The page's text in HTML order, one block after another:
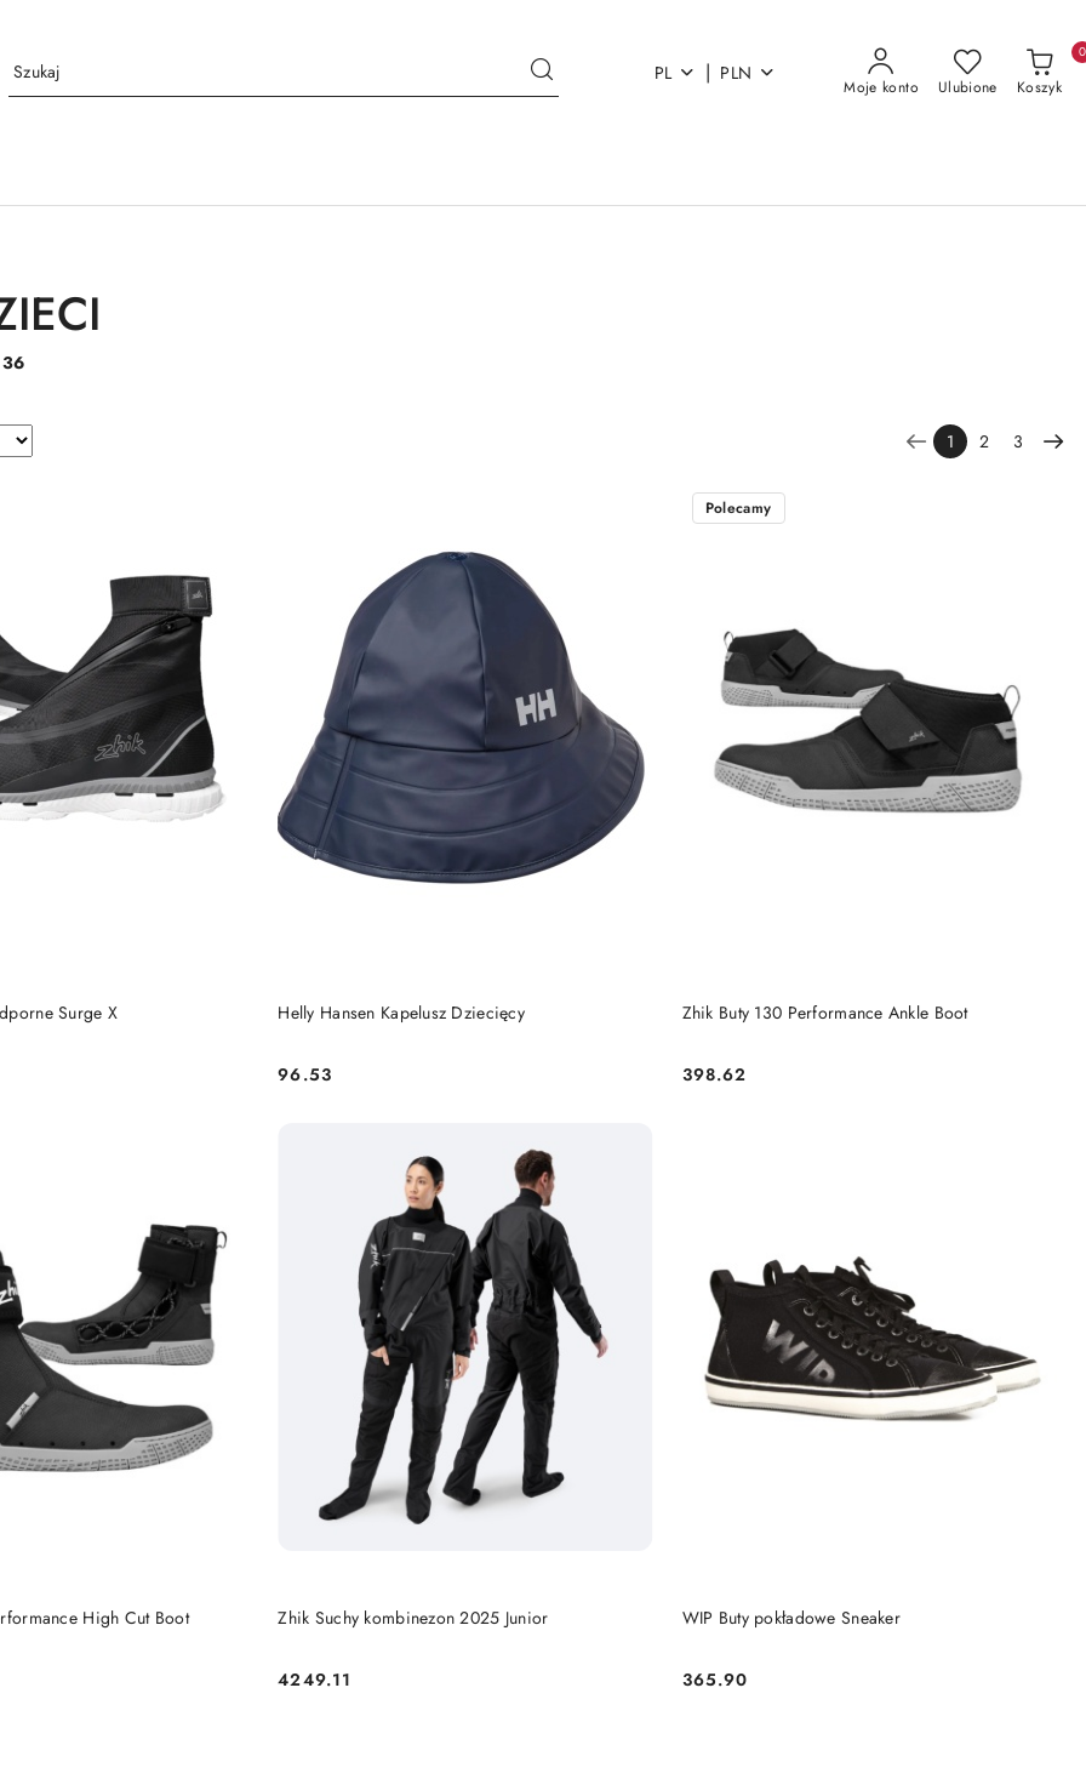
PL | PLN
Moje konto Ulubione Koszyk
0
36
1 2 3
Surge X
DO KOSZYKA Helly Hansen Kapelusz Dziecięcy
Cena:
96.53
DO KOSZYKA Zhik Buty 130 Performance Ankle Boot
Cena:
398.62
Polecamy
DO KOSZYKA
High Cut Boot
DO KOSZYKA Zhik Suchy kombinezon 2025 Junior
Cena:
4249.11
DO KOSZYKA WIP Buty pokładowe Sneaker
Cena:
365.90
DO KOSZYKA